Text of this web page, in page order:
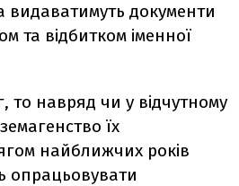
видаватимуть документи
та відбитком іменної
то навряд чи у відчутному
їх
найближчих років
опрацьовувати